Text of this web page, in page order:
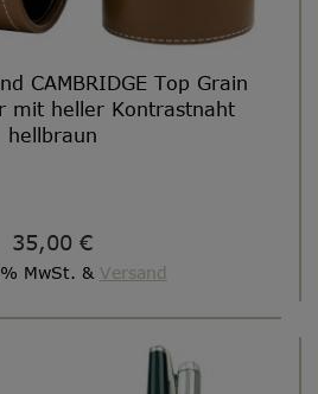
CAMBRIDGE Top Grain
mit heller Kontrastnaht
hellbraun
35,00 €
MwSt. & Versand